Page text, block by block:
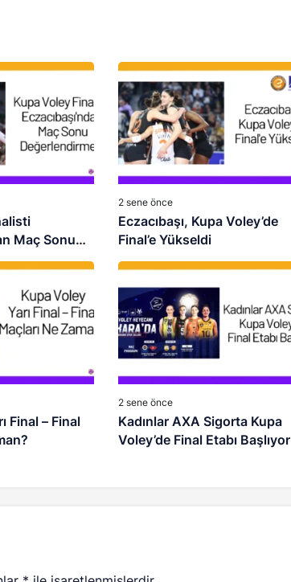
Maç Sonu
2 sene önce
Eczacıbaşı, Kupa Voley’de
Final’e Yükseldi
Final – Final
2 sene önce
Kadınlar AXA Sigorta Kupa
Voley’de Final Etabı Başlıyor